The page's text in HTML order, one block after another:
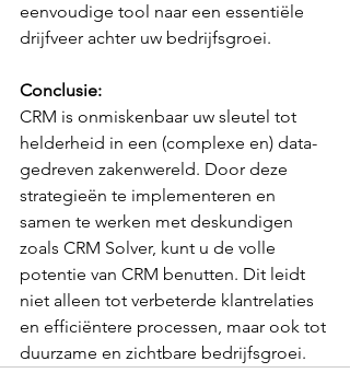
eenvoudige tool naar een essentiële
drijfveer achter uw bedrijfsgroei.
Conclusie:
CRM is onmiskenbaar uw sleutel tot
helderheid in een (complexe en) data-
gedreven zakenwereld. Door deze
strategieën te implementeren en
samen te werken met deskundigen
zoals CRM Solver, kunt u de volle
potentie van CRM benutten. Dit leidt
niet alleen tot verbeterde klantrelaties
en efficiëntere processen, maar ook tot
duurzame en zichtbare bedrijfsgroei.